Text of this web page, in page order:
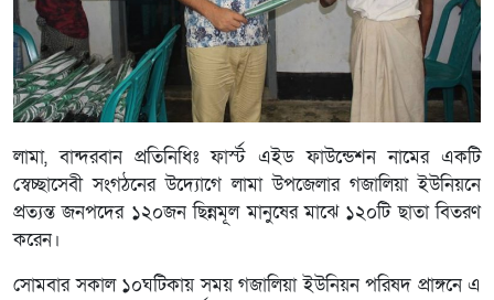
লামা, বান্দরবান প্রতিনিধিঃ ফার্স্ট এইড ফাউন্ডেশন নামের একটি
স্বেচ্ছাসেবী সংগঠনের উদ্যোগে লামা উপজেলার গজালিয়া ইউনিয়নে
প্রত্যন্ত জনপদের ১২০জন ছিন্নমূল মানুষের মাঝে ১২০টি ছাতা বিতরণ
করেন।
সোমবার সকাল ১০ঘটিকায় সময় গজালিয়া ইউনিয়ন পরিষদ প্রাঙ্গনে এ